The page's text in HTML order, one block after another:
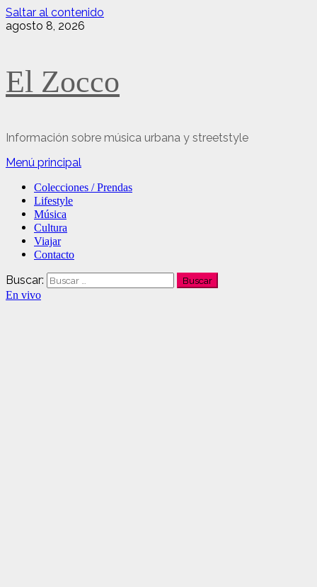
Saltar al contenido
agosto 8, 2026
El Zocco
Información sobre música urbana y streetstyle
Menú principal
Colecciones / Prendas
Lifestyle
Música
Cultura
Viajar
Contacto
Buscar:
En vivo